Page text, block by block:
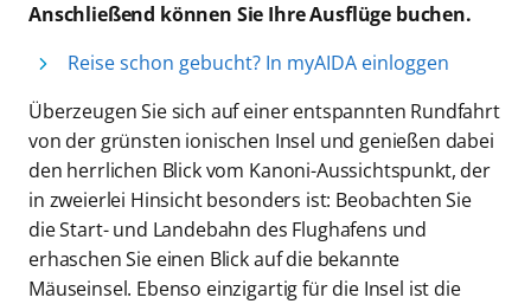
Anschließend können Sie Ihre Ausflüge buchen.
Reise schon gebucht? In myAIDA einloggen
Überzeugen Sie sich auf einer entspannten Rundfahrt
von der grünsten ionischen Insel und genießen dabei
den herrlichen Blick vom Kanoni-Aussichtspunkt, der
in zweierlei Hinsicht besonders ist: Beobachten Sie
die Start- und Landebahn des Flughafens und
erhaschen Sie einen Blick auf die bekannte
Mäuseinsel. Ebenso einzigartig für die Insel ist die